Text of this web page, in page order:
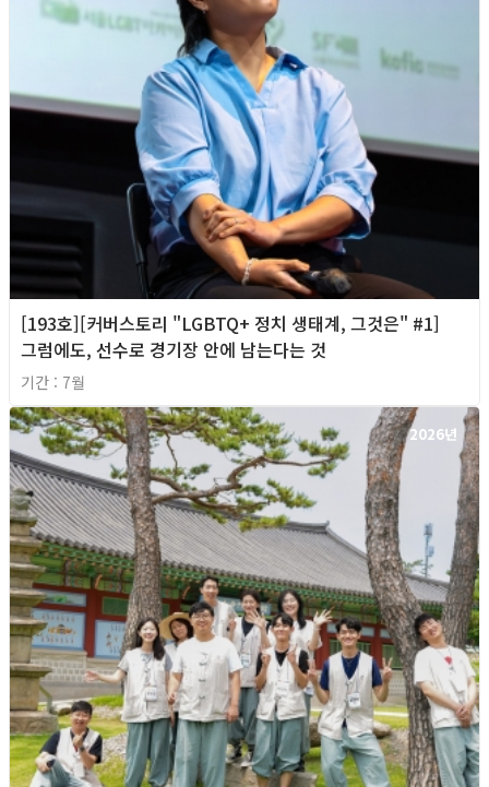
[193호][커버스토리 "LGBTQ+ 정치 생태계, 그것은" #1]
그럼에도, 선수로 경기장 안에 남는다는 것
기간 : 7월
2026년